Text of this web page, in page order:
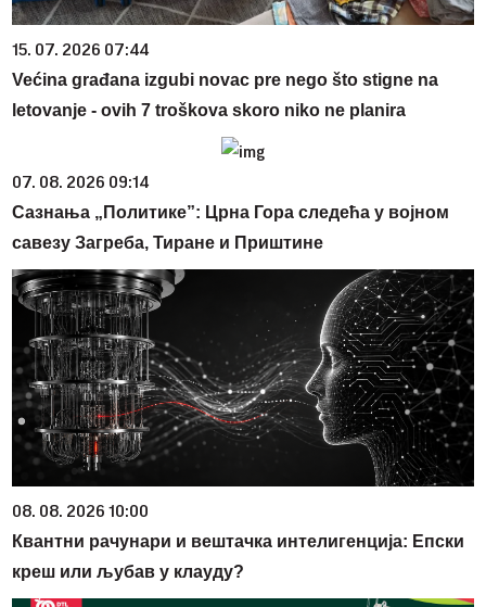
15. 07. 2026 07:44
Većina građana izgubi novac pre nego što stigne na
letovanje - ovih 7 troškova skoro niko ne planira
07. 08. 2026 09:14
Сазнања „Политике”: Црна Гора следећа у војном
савезу Загреба, Тиране и Приштине
08. 08. 2026 10:00
Квантни рачунари и вештачка интелигенција: Епски
креш или љубав у клауду?